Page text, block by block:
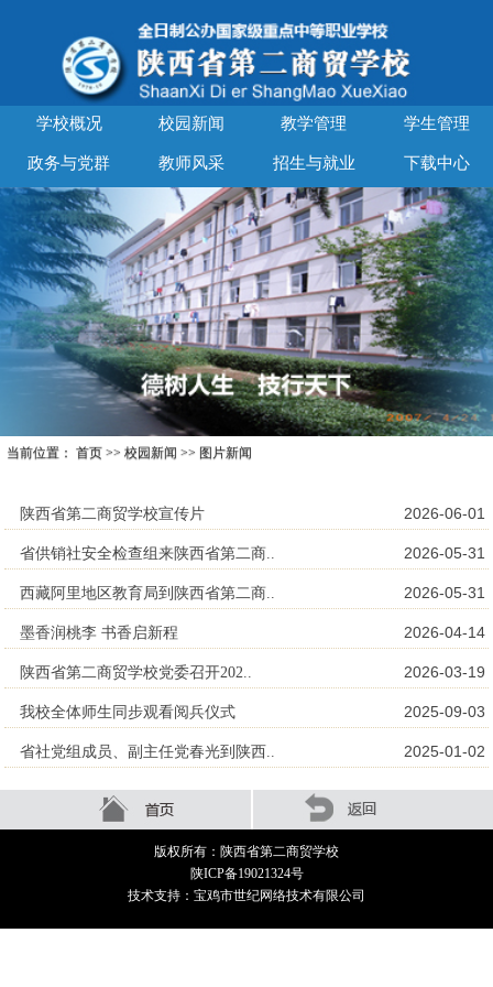
学校概况 校园新闻 教学管理 学生管理
政务与党群 教师风采 招生与就业 下载中心
当前位置： 首页 >> 校园新闻 >> 图片新闻
陕西省第二商贸学校宣传片 2026-06-01
省供销社安全检查组来陕西省第二商.. 2026-05-31
西藏阿里地区教育局到陕西省第二商.. 2026-05-31
墨香润桃李 书香启新程 2026-04-14
陕西省第二商贸学校党委召开202.. 2026-03-19
我校全体师生同步观看阅兵仪式 2025-09-03
省社党组成员、副主任党春光到陕西.. 2025-01-02
版权所有：陕西省第二商贸学校
陕ICP备19021324号
技术支持：宝鸡市世纪网络技术有限公司